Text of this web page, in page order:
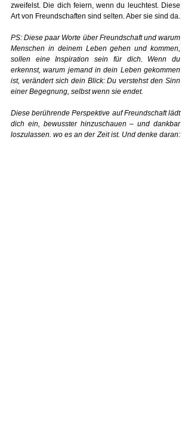
zweifelst. Die dich feiern, wenn du leuchtest. Diese
Art von Freundschaften sind selten. Aber sie sind da.
PS: Diese paar Worte über Freundschaft und warum
Menschen in deinem Leben gehen und kommen,
sollen eine Inspiration sein für dich. Wenn du
erkennst, warum jemand in dein Leben gekommen
ist, verändert sich dein Blick: Du verstehst den Sinn
einer Begegnung, selbst wenn sie endet.
Diese berührende Perspektive auf Freundschaft lädt
dich ein, bewusster hinzuschauen – und dankbar
loszulassen, wo es an der Zeit ist. Und denke daran: